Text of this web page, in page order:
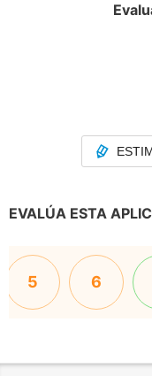
EVALÚA ESTA
5 6